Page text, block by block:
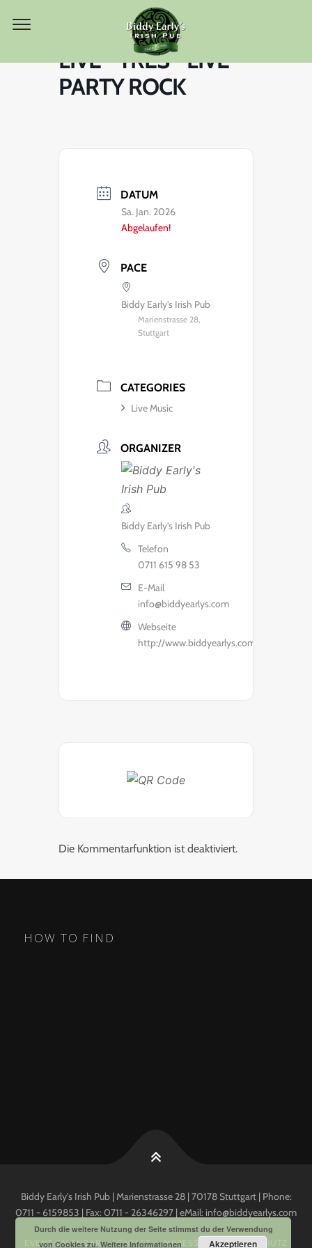
LIVE “ TRES “ LIVE
PARTY ROCK
DATUM
Sa. Jan. 2026
Abgelaufen!
PACE
Biddy Early's Irish Pub
Marienstrasse 28,
Stuttgart
CATEGORIES
Live Music
ORGANIZER
Biddy Early's Irish Pub
Telefon
0711 615 98 53
E-Mail
info@biddyearlys.com
Webseite
http://www.biddyearlys.com/
Die Kommentarfunktion ist deaktiviert.
HOW TO FIND
Biddy Early's Irish Pub | Marienstrasse 28 | 70178 Stuttgart | Phone:
0711 - 6159853 | Fax: 0711 - 26346297 | eMail: info@biddyearlys.com
EVENT CALENDAR CONTACT IMPRESSUM DATENSCHUTZ
Durch die weitere Nutzung der Seite stimmst du der Verwendung
von Cookies zu.Weitere Informationen Akzeptieren